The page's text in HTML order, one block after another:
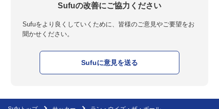
Sufuの改善にご協力ください
Sufuをより良くしていくために、皆様のご意見やご要望をお
聞かせください。
Sufuに意見を送る